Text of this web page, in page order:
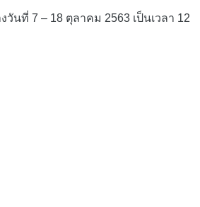
ที่ 7 – 18 ตุลาคม 2563 เป็นเวลา 12